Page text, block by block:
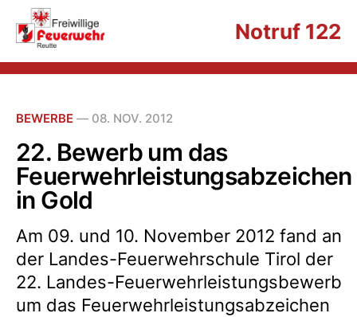
Notruf 122
BEWERBE — 08. NOV. 2012
22. Bewerb um das
Feuerwehrleistungsabzeichen
in Gold
Am 09. und 10. November 2012 fand an
der Landes-Feuerwehrschule Tirol der
22. Landes-Feuerwehrleistungsbewerb
um das Feuerwehrleistungsabzeichen